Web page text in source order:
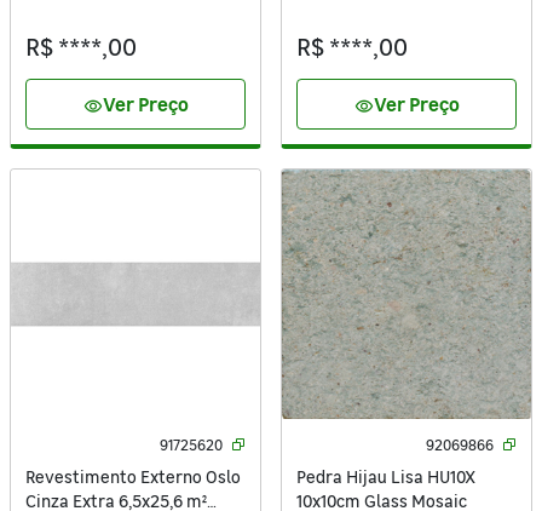
R$ ****,00
visibilityVer Preço
R$ ****,00
visibilityVer Preço
91725620
Revestimento Externo Oslo
Cinza Extra 6,5x25,6 m²
92069866
Pedra Hijau Lisa HU10X
10x10cm Glass Mosaic